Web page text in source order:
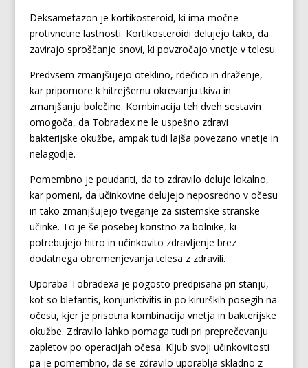
Deksametazon je kortikosteroid, ki ima močne
protivnetne lastnosti. Kortikosteroidi delujejo tako, da
zavirajo sproščanje snovi, ki povzročajo vnetje v telesu.
Predvsem zmanjšujejo oteklino, rdečico in draženje,
kar pripomore k hitrejšemu okrevanju tkiva in
zmanjšanju bolečine. Kombinacija teh dveh sestavin
omogoča, da Tobradex ne le uspešno zdravi
bakterijske okužbe, ampak tudi lajša povezano vnetje in
nelagodje.
Pomembno je poudariti, da to zdravilo deluje lokalno,
kar pomeni, da učinkovine delujejo neposredno v očesu
in tako zmanjšujejo tveganje za sistemske stranske
učinke. To je še posebej koristno za bolnike, ki
potrebujejo hitro in učinkovito zdravljenje brez
dodatnega obremenjevanja telesa z zdravili.
Uporaba Tobradexa je pogosto predpisana pri stanju,
kot so blefaritis, konjunktivitis in po kirurških posegih na
očesu, kjer je prisotna kombinacija vnetja in bakterijske
okužbe. Zdravilo lahko pomaga tudi pri preprečevanju
zapletov po operacijah očesa. Kljub svoji učinkovitosti
pa je pomembno, da se zdravilo uporablja skladno z